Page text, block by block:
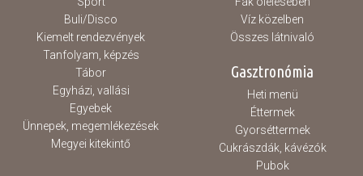
Buli/Disco
Kiemelt rendezvények
Tanfolyam, képzés
Tábor
Egyházi, vallási
Egyebek
Ünnepek, megemlékezések
Megyei kitekintő
Víz közelben
Összes látnivaló
Gasztronómia
Heti menü
Éttermek
Gyorséttermek
Cukrászdák, kávézók
Pubok